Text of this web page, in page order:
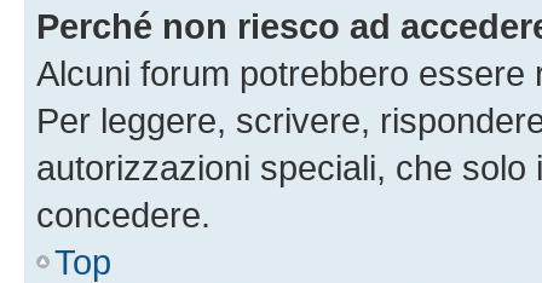
Perché non riesco ad
Alcuni forum potrebbero
Per leggere, scrivere,
autorizzazioni speciali, che solo
concedere.
Top